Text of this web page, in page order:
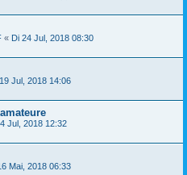
« Di 24 Jul, 2018 08:30
Jul, 2018 14:06
Jul, 2018 12:32
Mai, 2018 06:33